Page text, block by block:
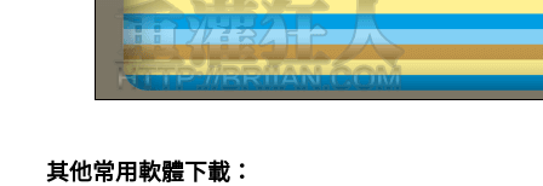
其他常用軟體下載：